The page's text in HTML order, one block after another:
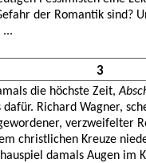
der Romantik sind?
...
3
die höchste Zeit,
dafür. Richard Wagner,
verzweifelter
christlichen Kreuze
damals Augen im